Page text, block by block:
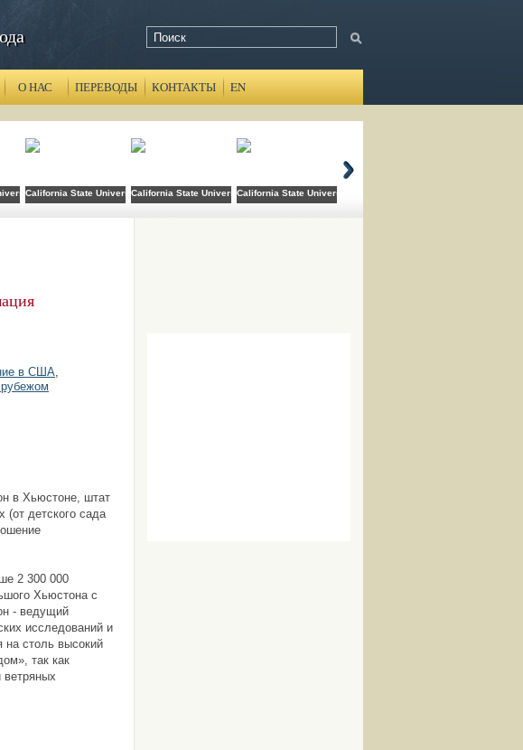
О НАС ПЕРЕВОДЫ КОНТАКТЫ EN
California State University Domingez HillsCalifornia State University Long BeachCalifornia State University San Bernardino
в США,
в Хьюстоне, штат
(от детского сада
2 300 000
Хьюстона с
- ведущий
исследований и
на столь высокий
так как
ветряных